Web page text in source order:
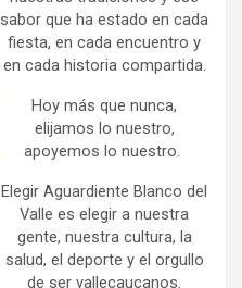
sabor que ha estado en cada
fiesta, en cada encuentro y
en cada historia compartida.
Hoy más que nunca,
elijamos lo nuestro,
apoyemos lo nuestro.
Elegir Aguardiente Blanco del
Valle es elegir a nuestra
gente, nuestra cultura, la
salud, el deporte y el orgullo
de ser vallecaucanos.